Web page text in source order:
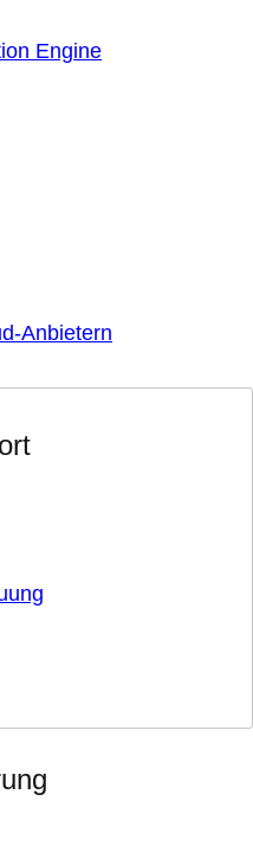
Engine
Anbietern